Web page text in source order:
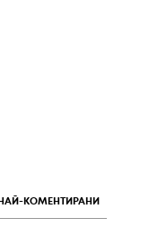
НАЙ-КОМЕНТИРАНИ